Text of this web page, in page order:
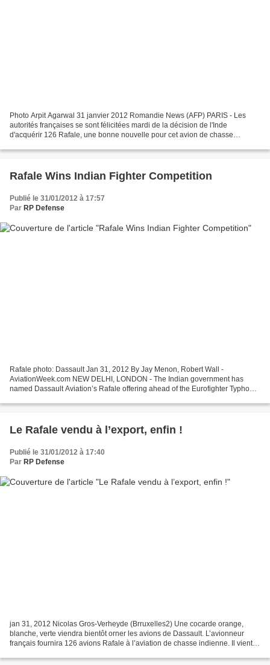
Photo Arpit Agarwal 31 janvier 2012 Romandie News (AFP) PARIS - Les
autorités françaises se sont félicitées mardi de la décision de l'Inde
d'acquérir 126 Rafale, une bonne nouvelle pour cet avion de chasse
Rafale Wins Indian Fighter Competition
Publié le 31/01/2012 à 17:57
Par RP Defense
Rafale photo: Dassault Jan 31, 2012 By Jay Menon, Robert Wall -
AviationWeek.com NEW DELHI, LONDON - The Indian government has
named Dassault Aviation’s Rafale offering ahead of the Eurofighter Typhoon
Le Rafale vendu à l’export, enfin !
Publié le 31/01/2012 à 17:40
Par RP Defense
jan 31, 2012 Nicolas Gros-Verheyde (Brruxelles2) Une cocarde orange,
blanche, verte viendra bientôt orner les avions de Dassault. L’avionneur
français fournira 126 avions Rafale à l’aviation de chasse indienne. Il vient